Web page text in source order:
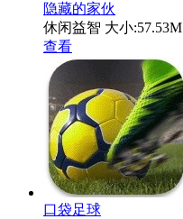
隐藏的家伙
休闲益智 大小:57.53M
查看
口袋足球